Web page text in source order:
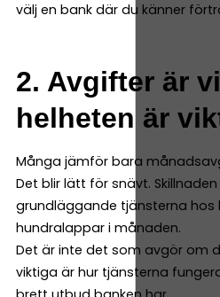
välj en bank där du känner
2. Avgifter är
helheten är
Många jämför bara
Det blir lätt för snävt.
grundläggande tjänsterna
hundralappar i månaden.
Det är inte det som avgör om
viktiga är hur tjänsterna